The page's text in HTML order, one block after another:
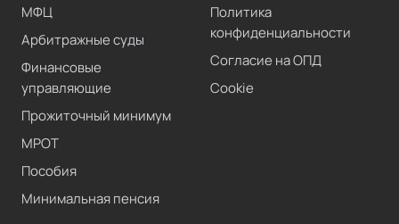
МФЦ
Арбитражные суды
Финансовые
управляющие
Прожиточный минимум
МРОТ
Пособия
Минимальная пенсия
Политика
конфиденциальности
Согласие на ОПД
Cookie